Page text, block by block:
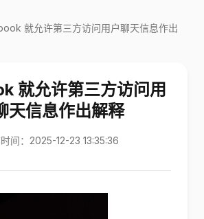
就允许第三方访问用户聊天信息作出
就允许第三方访问用
天信息作出解释
间：2025-12-23 13:35:36